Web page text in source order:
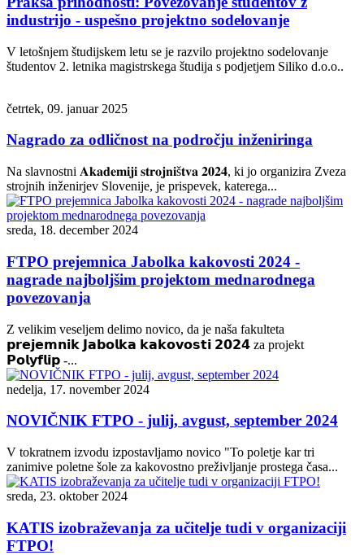
industrijo - uspešno projektno sodelovanje
V letošnjem študijskem letu se je razvilo projektno sodelovanje
študentov 2. letnika magistrskega študija s podjetjem Siliko d.o.o..
četrtek, 09. januar 2025
Nagrado za odličnost na področju inženiringa
Na slavnostni 𝐀𝐤𝐚𝐝𝐞𝐦𝐢𝐣𝐢 𝐬𝐭𝐫𝐨𝐣𝐧𝐢š𝐭𝐯𝐚 𝟐𝟎𝟐𝟒, ki jo organizira Zveza
strojnih inženirjev Slovenije, je prispevek, katerega...
sreda, 18. december 2024
FTPO prejemnica Jabolka kakovosti 2024 -
nagrade najboljšim projektom mednarodnega
povezovanja
Z velikim veseljem delimo novico, da je naša fakulteta
𝗽𝗿𝗲𝗷𝗲𝗺𝗻𝗶𝗸 𝗝𝗮𝗯𝗼𝗹𝗸𝗮 𝗸𝗮𝗸𝗼𝘃𝗼𝘀𝘁𝗶 𝟮𝟬𝟮𝟰 za projekt
𝗣𝗼𝗹𝘆𝗳𝗹𝗶𝗽 -...
nedelja, 17. november 2024
NOVIČNIK FTPO - julij, avgust, september 2024
V tokratnem izvodu izpostavljamo novico "To poletje kar tri
zanimive poletne šole za kakovostno preživljanje prostega časa...
sreda, 23. oktober 2024
KATIS izobraževanja za učitelje tudi v organizaciji
FTPO!